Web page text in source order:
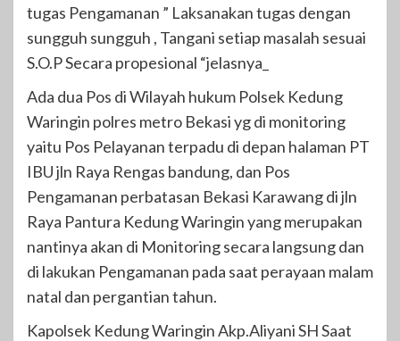
tugas Pengamanan ” Laksanakan tugas dengan
sungguh sungguh , Tangani setiap masalah sesuai
S.O.P Secara propesional “jelasnya_
Ada dua Pos di Wilayah hukum Polsek Kedung
Waringin polres metro Bekasi yg di monitoring
yaitu Pos Pelayanan terpadu di depan halaman PT
IBU jln Raya Rengas bandung, dan Pos
Pengamanan perbatasan Bekasi Karawang di jln
Raya Pantura Kedung Waringin yang merupakan
nantinya akan di Monitoring secara langsung dan
di lakukan Pengamanan pada saat perayaan malam
natal dan pergantian tahun.
Kapolsek Kedung Waringin Akp.Aliyani SH Saat